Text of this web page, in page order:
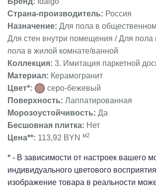
Страна-производитель: Россия
Назначение: Для пола в
Для стен внутри помещения / Для пола
пола в жилой комнате/ванной
Коллекция: 3. Имитация паркетной
Материал: Керамогранит
Цвет*:
серо-бежевый
Поверхность: Лаппатированная
Морозоустойчивость: Да
Бесшовная плитка: Нет
Цена**: 113,92 BYN м2
* - В зависимости от настроек вашего
индивидуального цветового
изображение товара в реальности